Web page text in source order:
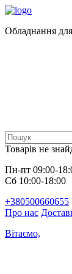
Обладнання
Товарів не
Пн-пт 09:00-
Сб 10:00-18:00
+380500660655
Про нас
Вітаємо,